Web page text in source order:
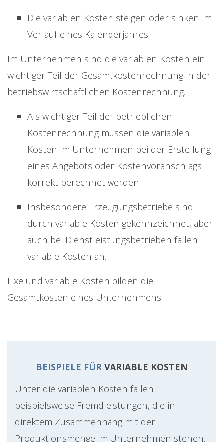
Die variablen Kosten steigen oder sinken im
Verlauf eines Kalenderjahres.
Im Unternehmen sind die variablen Kosten ein
wichtiger Teil der Gesamtkostenrechnung in der
betriebswirtschaftlichen Kostenrechnung.
Als wichtiger Teil der betrieblichen
Kostenrechnung müssen die variablen
Kosten im Unternehmen bei der Erstellung
eines Angebots oder Kostenvoranschlags
korrekt berechnet werden.
Insbesondere Erzeugungsbetriebe sind
durch variable Kosten gekennzeichnet, aber
auch bei Dienstleistungsbetrieben fallen
variable Kosten an.
Fixe und variable Kosten bilden die
Gesamtkosten eines Unternehmens.
BEISPIELE FÜR VARIABLE KOSTEN
Unter die variablen Kosten fallen
beispielsweise Fremdleistungen, die in
direktem Zusammenhang mit der
Produktionsmenge im Unternehmen stehen.